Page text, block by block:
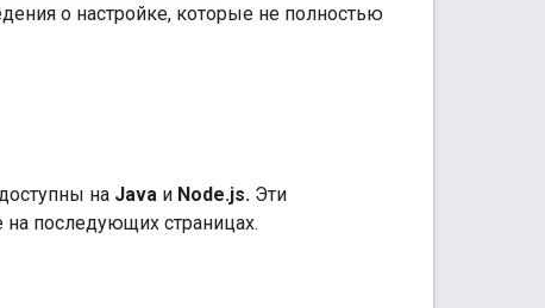
о настройке, которые не полностью
на Java и Node.js. Эти
последующих страницах.